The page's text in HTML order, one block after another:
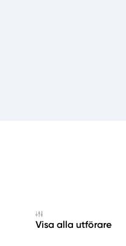
Visa alla utförare